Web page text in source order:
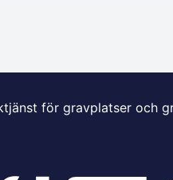
för gravplatser och